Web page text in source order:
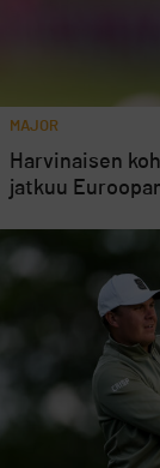
MAJOR
Harvinaisen
jatkuu